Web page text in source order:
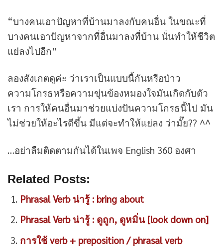
“บางคนเอาปัญหาที่บ้านมาลงกับคนอื่น ในขณะที่
บางคนเอาปัญหาจากที่อื่นมาลงที่บ้าน นั่นทำให้ชีวิต
แย่ลงไปอีก”
ลองสังเกตดูค่ะ ว่าเราเป็นแบบนี้กันหรือป่าว
ความโกรธหรือความขุ่นข้องหมองใจมันเกิดกับตัว
เรา การให้คนอื่นมาช่วยแบ่งปันความโกรธนี้ไป มัน
ไม่ช่วยให้อะไรดีขึ้น มีแต่จะทำให้แย่ลง ว่ามั๊ย?? ^^
…อย่าลืมติดตามกันได้ในเพจ English 360 องศา
Related Posts:
Phrasal Verb น่ารู้ : bring about
Phrasal Verb น่ารู้ : ดูถูก, ดูหมิ่น [look down on]
การใช้ verb + preposition / phrasal verb